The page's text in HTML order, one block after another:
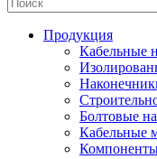
Продукция
Кабельные
Болтовые
Кабельные